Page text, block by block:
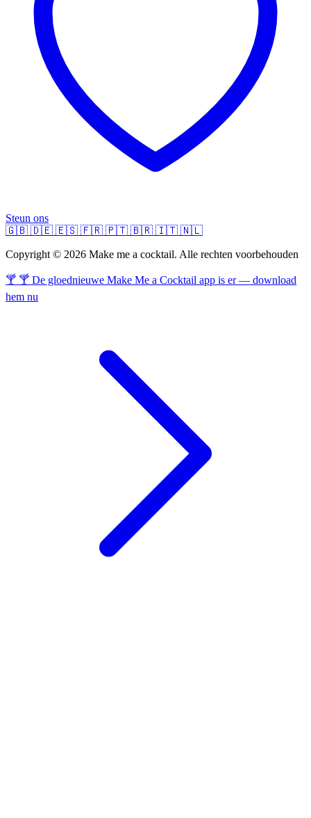
Steun ons
🇬🇧 🇩🇪 🇪🇸 🇫🇷 🇵🇹 🇧🇷 🇮🇹 🇳🇱
Copyright © 2026 Make me a cocktail. Alle rechten voorbehouden
🍸 🍸 De gloednieuwe Make Me a Cocktail app is er — download
hem nu